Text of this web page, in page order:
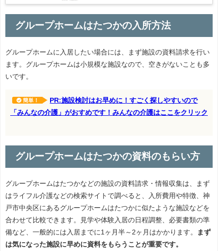
グループホームはたつかの入所方法
グループホームに入居したい場合には、まず施設の資料請求を行い
ます。グループホームは小規模な施設なので、空きがないことも多
いです。
簡単！
PR:施設検討はお早めに！すごく探しやすいので
「みんなの介護」がおすめです！みんなの介護はここをクリック
グループホームはたつかの資料のもらい方
グループホームはたつかなどの施設の資料請求・情報収集は、まず
はライフル介護などの検索サイトで調べると、入所費用や特徴、神
戸市中央区にあるグループホームはたつかに似たような施設などを
合わせて比較できます。見学や体験入居の日程調整、必要書類の準
備など、一般的には入居までに1ヶ月半～2ヶ月はかかります。
まず
は気になった施設に早めに資料をもらうことが重要です。